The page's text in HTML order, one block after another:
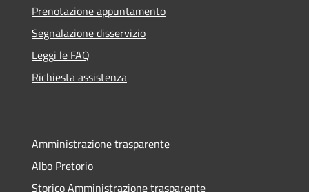
Prenotazione appuntamento
Segnalazione disservizio
Leggi le FAQ
Richiesta assistenza
Amministrazione trasparente
Albo Pretorio
Storico Amministrazione trasparente